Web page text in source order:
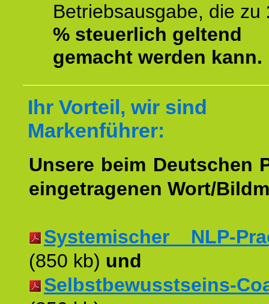
Betriebsausgabe, die zu
% steuerlich geltend
gemacht werden kann.
Ihr Vorteil, wir sind
Markenführer:
Unsere beim Deutschen
eingetragenen Wort/
Systemischer NLP-
(850 kb) und
Selbstbewusstseins-